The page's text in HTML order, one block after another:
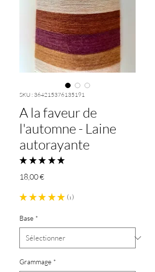
SKU : 364215376135191
A la faveur de
l'automne - Laine
autorayante
★ ★ ★ ★ ★
18,00 €Prix
★ ★ ★ ★ ★ 1
1
Base *
Grammage *